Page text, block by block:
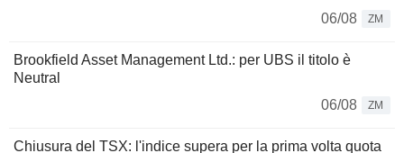
06/08
ZM
Brookfield Asset Management Ltd.: per UBS il titolo è
Neutral
06/08
ZM
Chiusura del TSX: l'indice supera per la prima volta quota